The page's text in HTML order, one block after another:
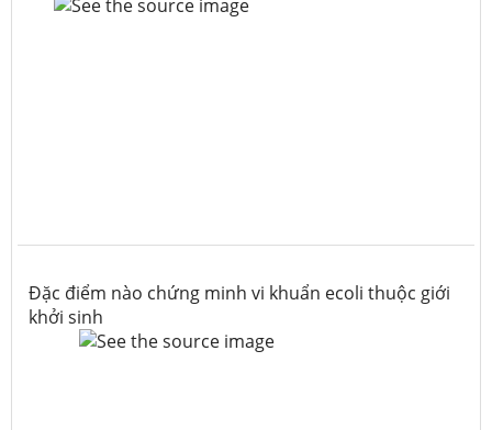
Đặc điểm nào chứng minh vi khuẩn ecoli thuộc giới
khởi sinh